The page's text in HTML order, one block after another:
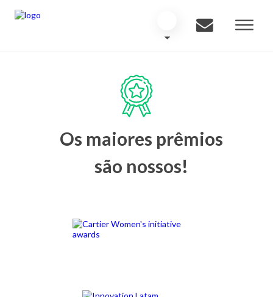
Os maiores prêmios
são nossos!